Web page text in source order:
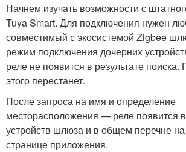
Начнем изучать возможности с
Tuya Smart. Для подключения нужен
совместимый с экосистемой Zigbee
режим подключения дочерних
реле не появится в результате
этого перестанет.
После запроса на имя и определение
месторасположения — реле появится
устройств шлюза и в общем перечне
странице приложения.